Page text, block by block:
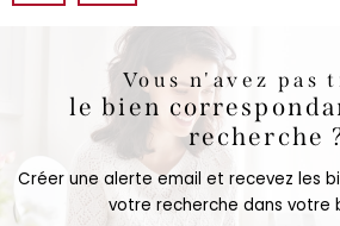
Vous n'avez pas
le bien
recherche
Créer une alerte email et recevez les
votre recherche dans votre